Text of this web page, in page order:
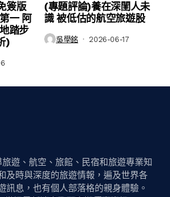
簽版
一 阿
踏步
)
(專題評論)養在深閨人未
識 被低估的航空旅遊股
吳學銘 2026-06-17
遊、航空、旅館、民宿和旅遊專業知
及時與深度的旅遊情報，遍及世界各
訊息，也有個人部落格的親身體驗。